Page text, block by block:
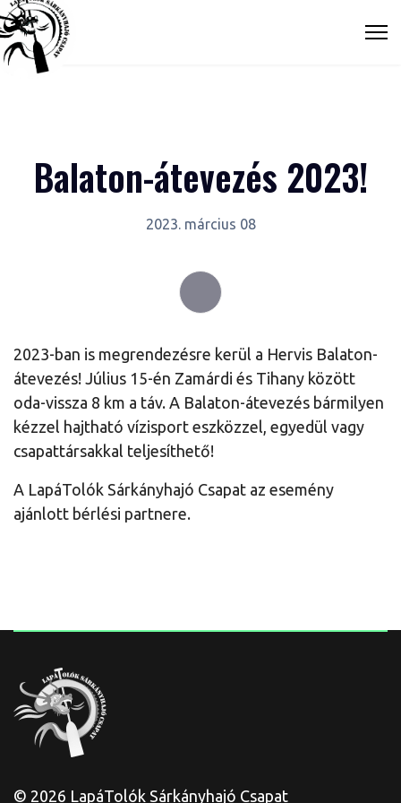
Balaton-átevezés 2023!
2023. március 08
2023-ban is megrendezésre kerül a Hervis Balaton-
átevezés! Július 15-én Zamárdi és Tihany között
oda-vissza 8 km a táv. A Balaton-átevezés bármilyen
kézzel hajtható vízisport eszközzel, egyedül vagy
csapattársakkal teljesíthető!
A LapáTolók Sárkányhajó Csapat az esemény
ajánlott bérlési partnere.
© 2026 LapáTolók Sárkányhajó Csapat